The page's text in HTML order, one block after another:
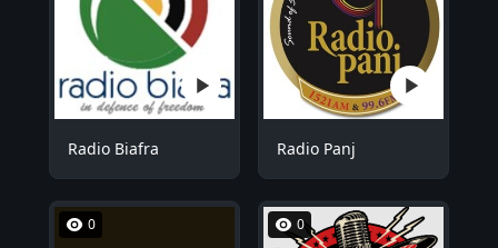
Radio Biafra Radio Panj
0 0